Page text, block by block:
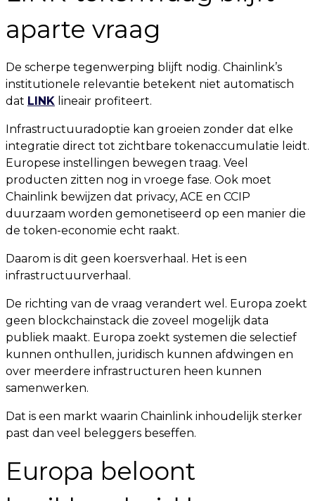
aparte vraag
De scherpe tegenwerping blijft nodig. Chainlink’s
institutionele relevantie betekent niet automatisch
dat LINK lineair profiteert.
Infrastructuuradoptie kan groeien zonder dat elke
integratie direct tot zichtbare tokenaccumulatie leidt.
Europese instellingen bewegen traag. Veel
producten zitten nog in vroege fase. Ook moet
Chainlink bewijzen dat privacy, ACE en CCIP
duurzaam worden gemonetiseerd op een manier die
de token-economie echt raakt.
Daarom is dit geen koersverhaal. Het is een
infrastructuurverhaal.
De richting van de vraag verandert wel. Europa zoekt
geen blockchainstack die zoveel mogelijk data
publiek maakt. Europa zoekt systemen die selectief
kunnen onthullen, juridisch kunnen afdwingen en
over meerdere infrastructuren heen kunnen
samenwerken.
Dat is een markt waarin Chainlink inhoudelijk sterker
past dan veel beleggers beseffen.
Europa beloont